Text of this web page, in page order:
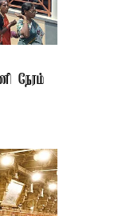
நேரம்